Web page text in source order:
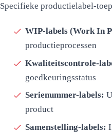
Specifieke productielabel-
WIP-labels (Work In
productieprocessen
Kwaliteitscontrole-
goedkeuringsstatus
Serienummer-labels:
product
Samenstelling-labels: